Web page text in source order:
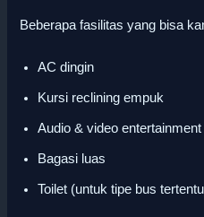
Beberapa fasilitas yang bisa
AC dingin
Kursi reclining empuk
Audio & video entertainment
Bagasi luas
Toilet (untuk tipe bus